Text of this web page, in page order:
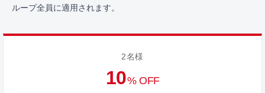
ループ全員に適用されます。
2名様
10% OFF